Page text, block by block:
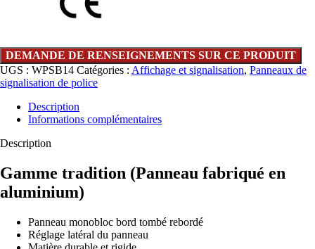
UGS : WPSB14 Catégories : Affichage et signalisation, Panneaux de
signalisation de police
Description
Informations complémentaires
Description
Gamme tradition (Panneau fabriqué en
aluminium)
Panneau monobloc bord tombé rebordé
Réglage latéral du panneau